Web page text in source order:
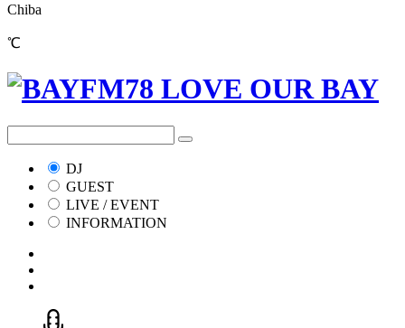
Chiba
℃
DJ
GUEST
LIVE / EVENT
INFORMATION